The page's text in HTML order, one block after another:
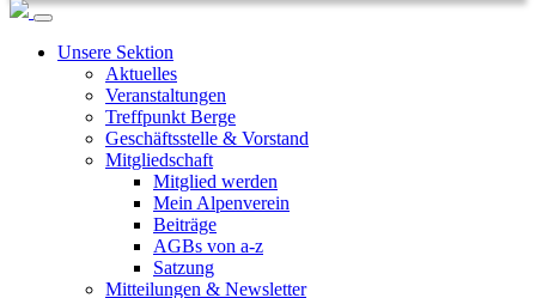
Unsere Sektion
Aktuelles
Veranstaltungen
Treffpunkt Berge
Geschäftsstelle & Vorstand
Mitgliedschaft
Mitglied werden
Mein Alpenverein
Beiträge
AGBs von a-z
Satzung
Mitteilungen & Newsletter